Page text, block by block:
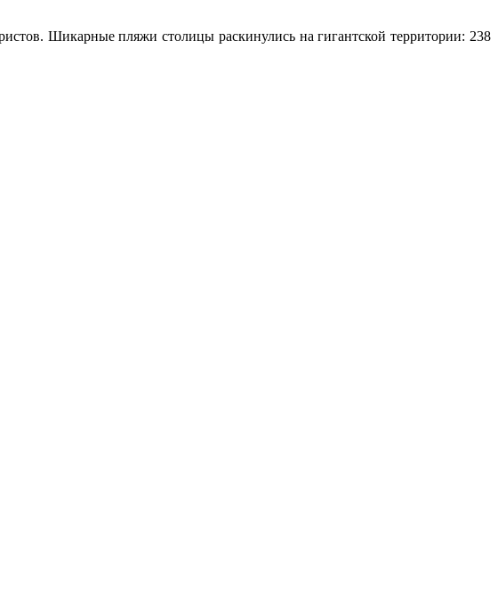
Шикарные пляжи столицы раскинулись на гигантской территории: 238